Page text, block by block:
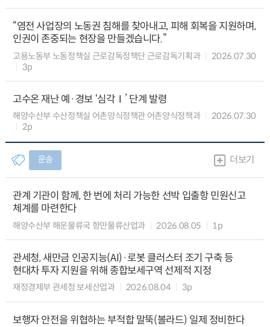
“염전 사업장의 노동권 침해를 찾아내고, 피해 회복을 지원하며,
인권이 존중되는 현장을 만들겠습니다.”
고용노동부 노동정책실 근로감독정책단 근로감독기획과
2026.07.30
3p
고수온 재난 예·경보 ‘심각Ⅰ’ 단계 발령
해양수산부 수산정책실 어촌양식정책관 어촌양식정책과
2026.07.30
2p
운송 더보기
관계 기관이 함께, 한 번에 처리 가능한 선박 입출항 민원신고
체계를 마련한다
해양수산부 해운물류국 항만물류산업과 2026.08.05 1p
관세청, 새만금 인공지능(AI)·로봇 클러스터 조기 구축 등
현대차 투자 지원을 위해 종합보세구역 선제적 지정
재정경제부 관세청 보세산업과 2026.08.04 3p
보행자 안전을 위협하는 부적합 말뚝(볼라드) 일제 정비한다